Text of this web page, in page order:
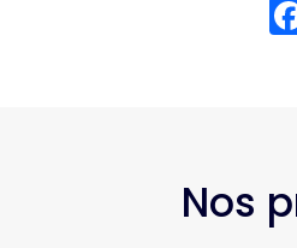
Nos